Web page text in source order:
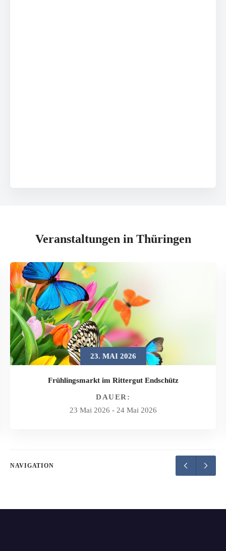
Veranstaltungen in Thüringen
23. MAI 2026
Frühlingsmarkt im Rittergut Endschütz
DAUER:
23 Mai 2026 - 24 Mai 2026
NAVIGATION